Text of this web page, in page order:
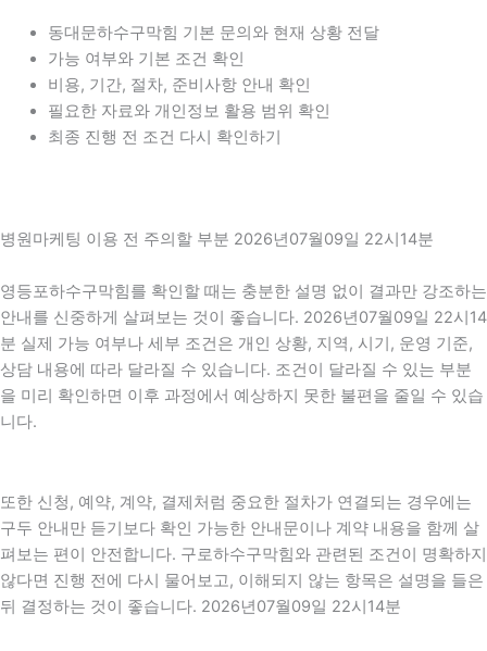
동대문하수구막힘 기본 문의와 현재 상황 전달
가능 여부와 기본 조건 확인
비용, 기간, 절차, 준비사항 안내 확인
필요한 자료와 개인정보 활용 범위 확인
최종 진행 전 조건 다시 확인하기
병원마케팅 이용 전 주의할 부분 2026년07월09일 22시14분
영등포하수구막힘를 확인할 때는 충분한 설명 없이 결과만 강조하는
안내를 신중하게 살펴보는 것이 좋습니다. 2026년07월09일 22시14
분 실제 가능 여부나 세부 조건은 개인 상황, 지역, 시기, 운영 기준,
상담 내용에 따라 달라질 수 있습니다. 조건이 달라질 수 있는 부분
을 미리 확인하면 이후 과정에서 예상하지 못한 불편을 줄일 수 있습
니다.
또한 신청, 예약, 계약, 결제처럼 중요한 절차가 연결되는 경우에는
구두 안내만 듣기보다 확인 가능한 안내문이나 계약 내용을 함께 살
펴보는 편이 안전합니다. 구로하수구막힘와 관련된 조건이 명확하지
않다면 진행 전에 다시 물어보고, 이해되지 않는 항목은 설명을 들은
뒤 결정하는 것이 좋습니다. 2026년07월09일 22시14분